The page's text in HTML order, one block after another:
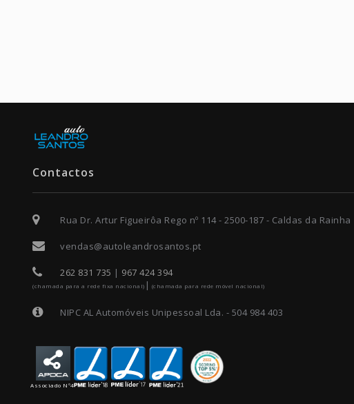
Contactos
Rua Dr. Artur Figueirôa Rego nº 114 - 2500-187 - Caldas da Rainha
vendas@autoleandrosantos.pt
262 831 735 | 967 424 394
(chamada para a rede fixa nacional) | (chamada para rede móvel nacional)
NIPC AL Automóveis Unipessoal Lda. - 504 984 403
Associado Nº4